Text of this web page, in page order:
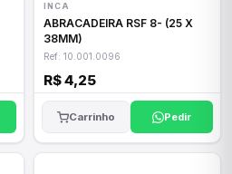
INCA
ABRACADEIRA RSF 8- (25 X
38MM)
Ref: 10.001.0096
R$ 4,25
Carrinho Pedir